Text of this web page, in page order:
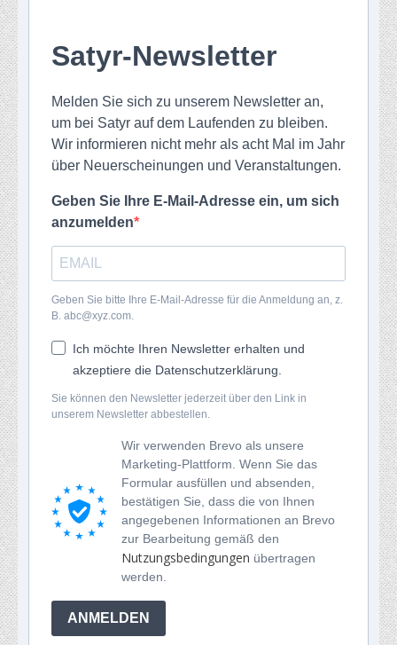
Satyr-Newsletter
Melden Sie sich zu unserem Newsletter an,
um bei Satyr auf dem Laufenden zu bleiben.
Wir informieren nicht mehr als acht Mal im Jahr
über Neuerscheinungen und Veranstaltungen.
Geben Sie Ihre E-Mail-Adresse ein, um sich
anzumelden
Geben Sie bitte Ihre E-Mail-Adresse für die Anmeldung an, z.
B. abc@xyz.com.
Ich möchte Ihren Newsletter erhalten und
akzeptiere die Datenschutzerklärung.
Sie können den Newsletter jederzeit über den Link in
unserem Newsletter abbestellen.
Wir verwenden Brevo als unsere
Marketing-Plattform. Wenn Sie das
Formular ausfüllen und absenden,
bestätigen Sie, dass die von Ihnen
angegebenen Informationen an Brevo
zur Bearbeitung gemäß den
Nutzungsbedingungen übertragen
werden.
ANMELDEN